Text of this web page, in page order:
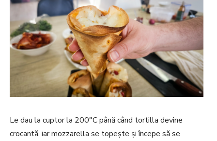
Le dau la cuptor la 200°C până când tortilla devine
crocantă, iar mozzarella se topește și începe să se